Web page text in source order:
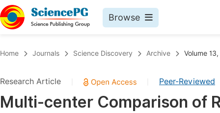
Browse
Chemistry
Medicine & Health
Home Journals Science Discovery Archive Volume
Research Article Peer-Reviewed
Multi-center Comparison of